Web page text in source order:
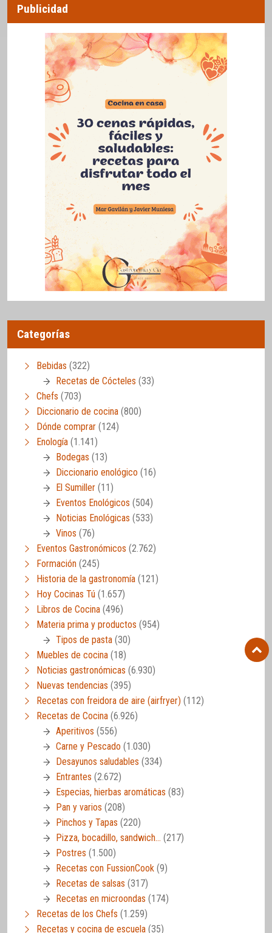
Publicidad
Categorías
Bebidas (322)
Recetas de Cócteles (33)
Chefs (703)
Diccionario de cocina (800)
Dónde comprar (124)
Enología (1.141)
Bodegas (13)
Diccionario enológico (16)
El Sumiller (11)
Eventos Enológicos (504)
Noticias Enológicas (533)
Vinos (76)
Eventos Gastronómicos (2.762)
Formación (245)
Historia de la gastronomía (121)
Hoy Cocinas Tú (1.657)
Libros de Cocina (496)
Materia prima y productos (954)
Tipos de pasta (30)
Muebles de cocina (18)
Noticias gastronómicas (6.930)
Nuevas tendencias (395)
Recetas con freidora de aire (airfryer) (112)
Recetas de Cocina (6.926)
Aperitivos (556)
Carne y Pescado (1.030)
Desayunos saludables (334)
Entrantes (2.672)
Especias, hierbas aromáticas (83)
Pan y varios (208)
Pinchos y Tapas (220)
Pizza, bocadillo, sandwich… (217)
Postres (1.500)
Recetas con FussionCook (9)
Recetas de salsas (317)
Recetas en microondas (174)
Recetas de los Chefs (1.259)
Recetas y cocina de escuela (35)